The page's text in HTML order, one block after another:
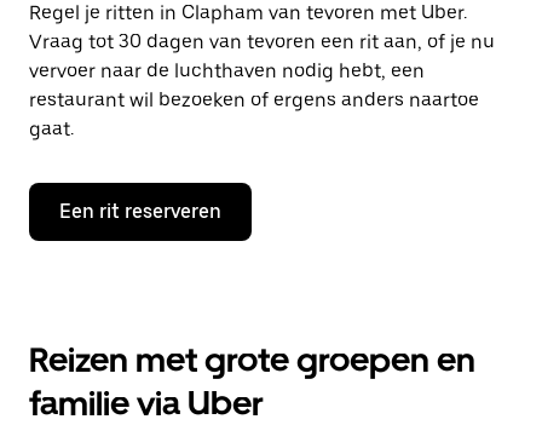
Regel je ritten in Clapham van tevoren met Uber.
Vraag tot 30 dagen van tevoren een rit aan, of je nu
vervoer naar de luchthaven nodig hebt, een
restaurant wil bezoeken of ergens anders naartoe
gaat.
Een rit reserveren
Reizen met grote groepen en
familie via Uber